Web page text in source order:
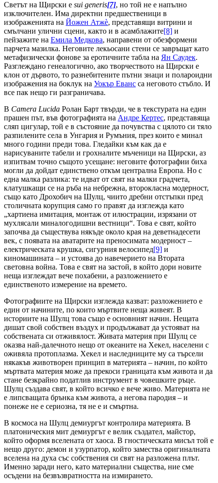
Светът на Щирски е sui generis[7], но той не е напълно
изключителен. Има директни предшественици в
изображенията на Йожен Атжè, представящи витрини и
смълчани улични сцени, както и в асамблажите[8] и
пейзажите на Емила Медкова, направени от обезформени
парчета мазилка. Неговите лекьосани стени се завръщат като
метафизически фонове за еротичните табла на Ян Саудек.
Разглеждано генеалогично, ако творчеството на Щирски е
клон от дървото, то разнебитените пътни знаци и полароидни
изображения на боклук на Уокър Еванс са неговото стъбло. И
все пак нещо ги разграничава.
В Camera Lucida Ролан Барт твърди, че в текстурата на един
прашен път, във фотографията на Андре Кертес, представяща
сляп цигулар, той е в състояние да почувства с цялото си тяло
разпилените села в Унгария и Румъния, през които е минал
много години преди това. Гледайки към как да е
нарисуваните табели и грохналите мъченици на Щирски, аз
изпитвам точно същото усещане: неговите фотографии биха
могли да дойдат единствено откъм централна Европа. Но с
една малка разлика: те идват от свят на малки градчета,
клатушкащи се на ръба на небрежна, второкласна модерност,
също като Дрохобич на Шулц, чиито дребни отстъпки пред
столичната корупция само го правят да изглежда като
„хартиена имитация, монтаж от илюстрации, изрязани от
мухлясали миналогодишни вестници“. Това е свят, който
започва да съществува някъде около края на деветнадесети
век, с появата на аватарите на преносимата модерност –
електрическата крушка, сигурния велосипед[9] и
киномашината – и устоява до навечерието на Втората
световна война. Това е свят на застой, в който дори новите
неща изглеждат вече похабени, а разложението е
единственото измерение на времето.
Фотографиите на Щирски изглежда казват: разложението е
един от начините, по които мъртвите неща живеят. В
историите на Шулц това също е основният начин. Нещата
дишат свой собствен въздух и продължават да устояват на
собствената си отживялост. Живата материя при Шулц се
оказва най-далечното нещо от океаните на Хекел, населени с
оживяла протоплазма. Хекел и наследниците му са търсели
някакъв животворен принцип в материята – начин, по който
мъртвата материя може да прекоси границата към живота и да
стане безкрайно податлив инструмент в човешките ръце.
Шулц създава свят, в който всичко е вече живо. Материята не
е липсващата брънка към живота, а негова пародия – и
понеже не е сериозна, тя не е и смъртна.
В космоса на Шулц демиургът контролира материята. В
платоническия мит демиургът е велик създател, майстор,
който оформя вселената от хаоса. В гностическата мисъл той е
нещо друго: демон и узурпатор, който замества оригиналната
вселена на духа със собствения си свят на разложена плът.
Именно заради него, като материални същества, ние сме
осъдени на безвъзвратността на измирането.